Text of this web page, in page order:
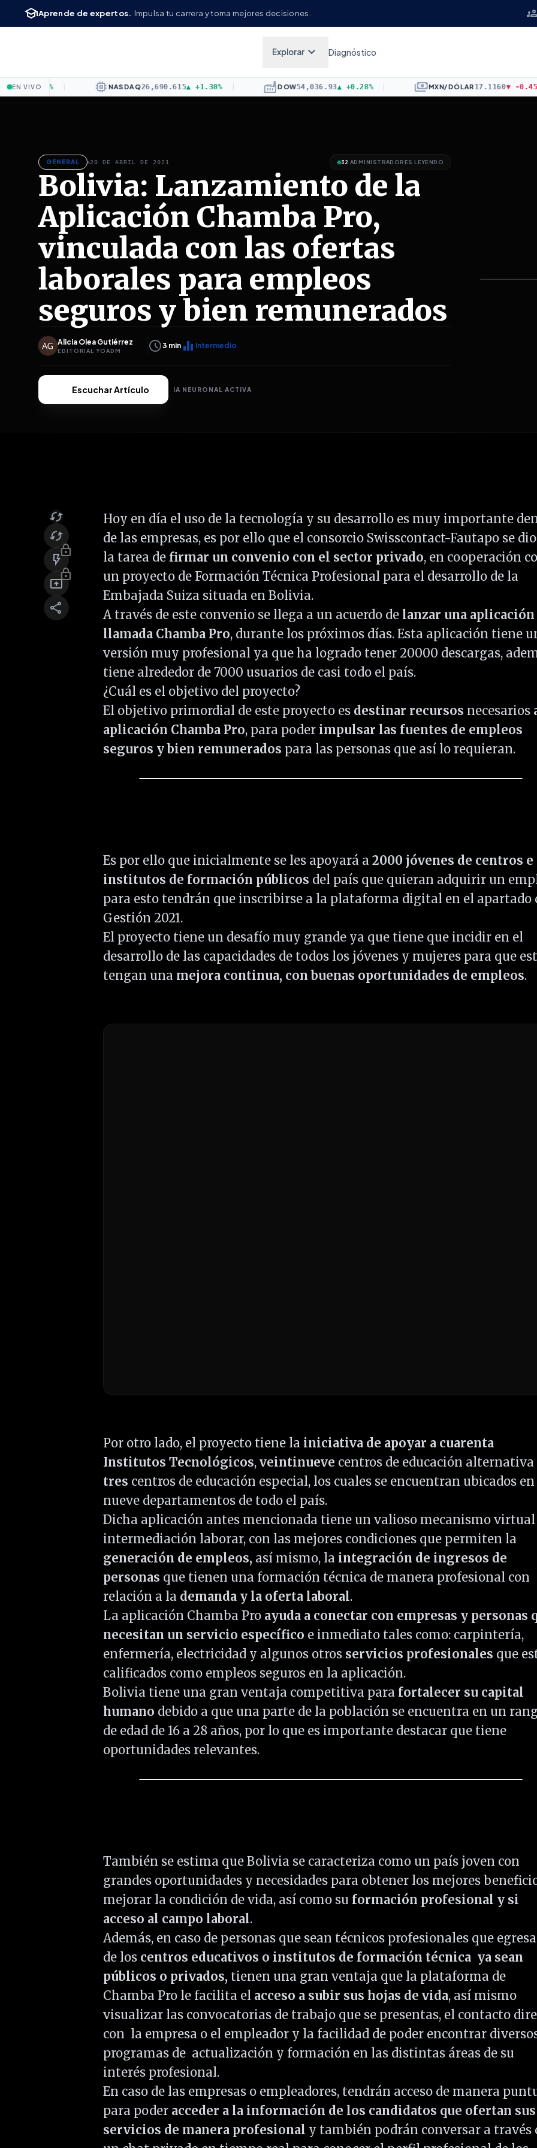
Saltar al contenido principal
schoolAprende de expertos. Impulsa tu carrera y toma mejores decisiones.
Explorar keyboard_arrow_down Diagnóstico
EN VIVO
| memory NASDAQ26,690.615 ▲ +1.30% | factory 54,036.93▲ +0.28% | payments MXN/DÓLAR17.1160▼ -0.45% |
GENERAL 20 DE ABRIL DE 2021 32 ADMINISTRADORES LEYENDO
Bolivia: Lanzamiento de la
Aplicación Chamba Pro,
vinculada con las ofertas
laborales para empleos
seguros y bien remunerados
Alicia Olea Gutiérrez
EDITORIAL YOADM schedule3 min equalizer Intermedio
Escuchar Artículo IA NEURONAL ACTIVA
sync
sync
flash_on
lock
present_to_all
lock
share
Hoy en día el uso de la tecnología y su desarrollo es muy importante
de las empresas, es por ello que el consorcio Swisscontact-Fautapo se
la tarea de firmar un convenio con el sector privado, en cooperación
un proyecto de Formación Técnica Profesional para el desarrollo de la
Embajada Suiza situada en Bolivia.
A través de este convenio se llega a un acuerdo de lanzar una aplicación
llamada Chamba Pro, durante los próximos días. Esta aplicación tiene
versión muy profesional ya que ha logrado tener 20000 descargas,
tiene alrededor de 7000 usuarios de casi todo el país.
¿Cuál es el objetivo del proyecto?
El objetivo primordial de este proyecto es destinar recursos necesarios
aplicación Chamba Pro, para poder impulsar las fuentes de empleos
seguros y bien remunerados para las personas que así lo requieran.
Es por ello que inicialmente se les apoyará a 2000 jóvenes de centros e
institutos de formación públicos del país que quieran adquirir un
para esto tendrán que inscribirse a la plataforma digital en el apartado
Gestión 2021.
El proyecto tiene un desafío muy grande ya que tiene que incidir en el
desarrollo de las capacidades de todos los jóvenes y mujeres para que
tengan una mejora continua, con buenas oportunidades de empleos.
Por otro lado, el proyecto tiene la iniciativa de apoyar a cuarenta
Institutos Tecnológicos, veintinueve centros de educación alternativa
tres centros de educación especial, los cuales se encuentran ubicados en
nueve departamentos de todo el país.
Dicha aplicación antes mencionada tiene un valioso mecanismo virtual
intermediación laborar, con las mejores condiciones que permiten la
generación de empleos, así mismo, la integración de ingresos de
personas que tienen una formación técnica de manera profesional con
relación a la demanda y la oferta laboral.
La aplicación Chamba Pro ayuda a conectar con empresas y personas
necesitan un servicio específico e inmediato tales como: carpintería,
enfermería, electricidad y algunos otros servicios profesionales que
calificados como empleos seguros en la aplicación.
Bolivia tiene una gran ventaja competitiva para fortalecer su capital
humano debido a que una parte de la población se encuentra en un
de edad de 16 a 28 años, por lo que es importante destacar que tiene
oportunidades relevantes.
También se estima que Bolivia se caracteriza como un país joven con
grandes oportunidades y necesidades para obtener los mejores
mejorar la condición de vida, así como su formación profesional y si
acceso al campo laboral.
Además, en caso de personas que sean técnicos profesionales que
de los centros educativos o institutos de formación técnica ya sean
públicos o privados, tienen una gran ventaja que la plataforma de
Chamba Pro le facilita el acceso a subir sus hojas de vida, así mismo
visualizar las convocatorias de trabajo que se presentas, el contacto
con la empresa o el empleador y la facilidad de poder encontrar
programas de actualización y formación en las distintas áreas de su
interés profesional.
En caso de las empresas o empleadores, tendrán acceso de manera
para poder acceder a la información de los candidatos que ofertan sus
servicios de manera profesional y también podrán conversar a través